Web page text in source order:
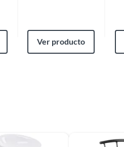
Ver producto